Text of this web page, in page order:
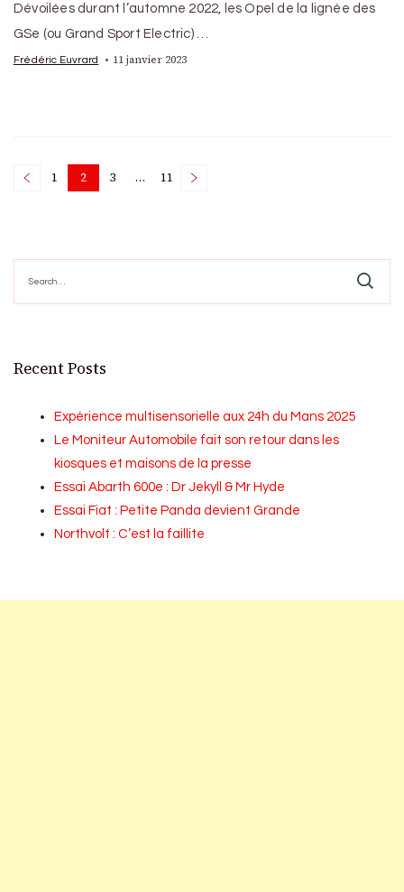
Dévoilées durant l’automne 2022, les Opel de la lignée des
GSe (ou Grand Sport Electric) …
Frédéric Euvrard 11 janvier 2023
Posts
Page
1 Page
2 Page
3 … Page
11
for:
Recent Posts
Expérience multisensorielle aux 24h du Mans 2025
Le Moniteur Automobile fait son retour dans les
kiosques et maisons de la presse
Essai Abarth 600e : Dr Jekyll & Mr Hyde
Essai Fiat : Petite Panda devient Grande
Northvolt : C’est la faillite